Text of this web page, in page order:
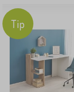
zobrazit
více >
Materiál
lamino
18
Tip